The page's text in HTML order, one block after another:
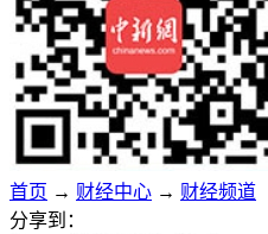
首页 → 财经中心 → 财经频道
分享到：